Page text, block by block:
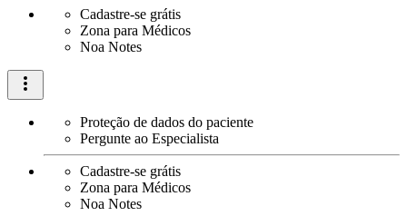
Cadastre-se grátis
Zona para Médicos
Noa Notes
Proteção de dados do paciente
Pergunte ao Especialista
Cadastre-se grátis
Zona para Médicos
Noa Notes